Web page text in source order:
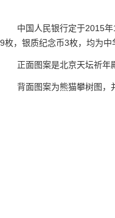
中国人民银行定于2015
9枚，银质纪念币3枚，均为中
正面图案是北京天坛祈年
背面图案为熊猫攀树图，